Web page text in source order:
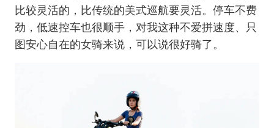
比较灵活的，比传统的美式巡航要灵活。停车不费
劲，低速控车也很顺手，对我这种不爱拼速度、只
图安心自在的女骑来说，可以说很好骑了。